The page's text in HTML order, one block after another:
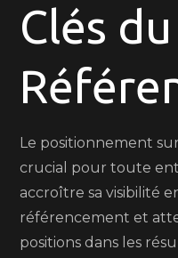
de
Visibilité
en
Clés du
Le positionnement
crucial pour toute
accroître sa visibilité
référencement et
positions dans les